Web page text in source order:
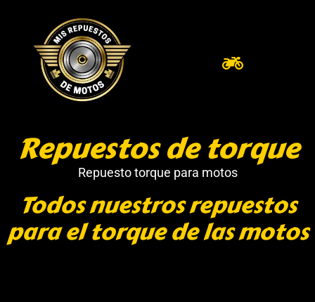
Repuestos de torque
Repuesto torque para motos
Todos nuestros repuestos
para el torque de las motos